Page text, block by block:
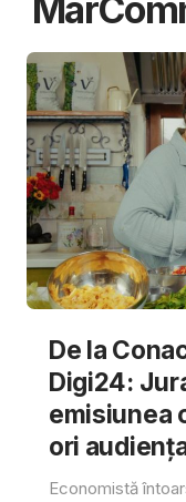
De la
Digi24:
emisiunea
ori
Economistă